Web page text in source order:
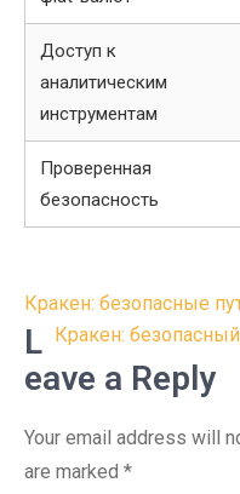
Доступ к
аналитическим
инструментам
Проверенная
безопасность
Post
navigation
Кракен: безопасные
Кракен:
L
eave a Reply
Your email address will
are marked *